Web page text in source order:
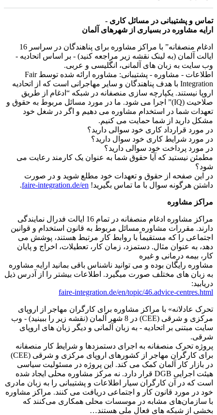
تماس و پشتیبانی در مسائل کاری -
ارایه مشاوره در بسیاری از شهرهای آلمان
ادغام منصفانه” با مراکز مشاوره برای پناهندگان در سراسر 16
ایالت آلمان (به لینک نقشه زیر مراجعه کنید) - بر اساس اتحادیه -
وب سایت به زبان های آلمانی، انگلیسی و عربی.
اطلاعات - مشاوره - پشتیبانی: مشاوره ارائه شده توسط Fair
Integration با هدف پناهندگان و سایر مهاجرانی است که از اتحادیه
اروپا نیستند. یکپارچه سازی منصفانه در شبکه “ادغام از طریق
صلاحیت (IQ)” اجرا می شود. ما در مورد مسائل مربوط به حقوق و
تعهدات شما در استخدام مشاوره می دهیم و اگر در شغل خود
مشکل دارید از شما حمایت می کنیم.
در مورد قرارداد کاری خود سوالی دارید؟
در مورد شرایط کاری خود سوال دارید؟
در مورد پرداخت خود سوالی دارید؟
مطمئن نیستید که آیا حقوق شما به عنوان یک کارمند رعایت می
شود؟
در این صفحه از حقوق و تعهدات خود مطلع شوید و در صورت
داشتن هرگونه سوال با ما تماس بگیرید! faire-integration.de/en
.
مراکز مشاوره
مراکز مشاوره ادغام منصفانه در تمام 16 ایالت فدرال نمایندگی
دارند. مقررات مشاوره مسائل مربوط به قانون استخدام و قوانین
اجتماعی را که مستقیماً با روابط کار مرتبط هستند، پوشش می
دهد، به عنوان مثال. دستمزد، زمان کار، تعطیلات، اخراج و پایان
کار، بیمه درمانی و غیره
مشاوره رایگان بوده و می توانید ناشناس باقی بمانید ارایه مشاوره
به زبان های مختلف صورت میگیرد. اطلاعات بیشتر را از آدرس ذیل
دریابید:
faire-integration.de/en/topic/46.advice-centres.html
تحرک عادلانه» با مراکز مشاوره برای کارگران مهاجر از اروپای
مرکزی و شرقی (CEE) در 8 شهر آلمان (نقشه زیر را ببینید) - وب
سایت مبتنی بر اتحادیه - به زبان آلمانی و دیگر زبان های اروپای
شرقی.
پروژه تحرک منصفانه به اجرای دستمزدها و شرایط کار منصفانه
برای کارگران مهاجر از کشورهای اروپای مرکزی و شرقی (CEE)
در بازار کار آلمان کمک می کند. این پروژه در مسئولیت سیاسی
هیئت اجرایی DGB قرار دارد. نه مرکز مشاوره محلی ایجاد شده
است که در آن کارگران سیار اطلاعات و پشتیبانی را به زبان مادری
خود در مورد قانون کار و اجتماعی دریافت می کنند. مراکز مشاوره
با سازمان‌های مشابه در موسسات محلی همکاری می‌کنند که
بخشی از شبکه های فعال ملی هستند…